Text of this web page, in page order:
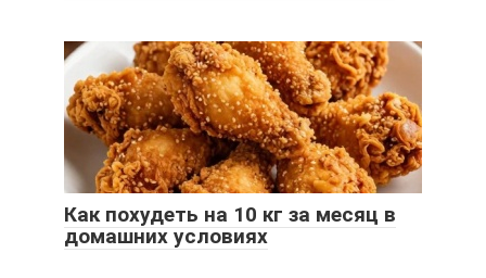
Как похудеть на 10 кг за месяц в
домашних условиях